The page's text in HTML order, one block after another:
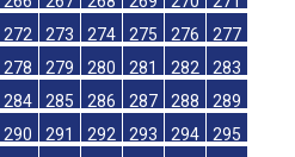
272
273 274 275 276
277
278
279 280 281 282
283
284
285 286 287 288
289
290
291 292 293 294
295